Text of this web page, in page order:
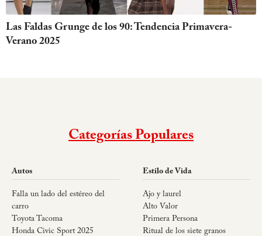
Las Faldas Grunge de los 90: Tendencia Primavera-
Verano 2025
Categorías Populares
Autos
Falla un lado del estéreo del
carro
Toyota Tacoma
Honda Civic Sport 2025
Estilo de Vida
Ajo y laurel
Alto Valor
Primera Persona
Ritual de los siete granos